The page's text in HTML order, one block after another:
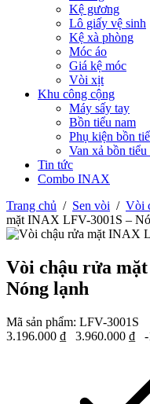
Kệ gương
Lô giấy vệ sinh
Kệ xà phòng
Móc áo
Giá kệ móc
Vòi xịt
Khu công cộng
Máy sấy tay
Bồn tiểu nam
Phụ kiện bồn
Van xả bồn
Tin tức
Combo INAX
Trang chủ / Sen vòi / Vòi
mặt INAX LFV-3001S –
Vòi chậu rửa
Nóng lạnh
Mã sản phẩm: LFV-3001S
3.196.000 ₫ 3.960.000 ₫